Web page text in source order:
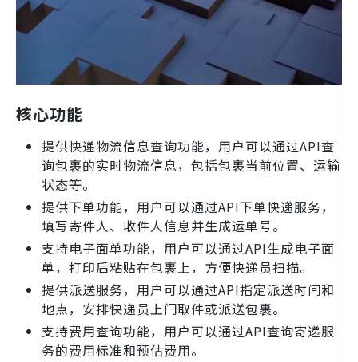
核心功能
提供快递物流信息查询功能，用户可以通过API查
询包裹的实时物流信息，包括包裹当前位置、运输
状态等。
提供下单功能，用户可以通过API下单快递服务，
填写寄件人、收件人信息并生成运单号。
支持电子面单功能，用户可以通过API生成电子面
单，打印后粘贴在包裹上，方便快递员扫描。
提供派送服务，用户可以通过API指定派送时间和
地点，安排快递员上门取件或派送包裹。
支持费用查询功能，用户可以通过API查询寄递服
务的费用标准和预估费用。